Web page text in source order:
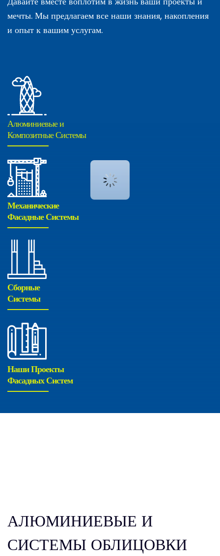
мечты. Мы предлагаем все наши знания, накопления
и опыт к вашим услугам.
Алюминиевые и
Композитные Системы
Механические
Фасадные Системы
Сборные
Системы
Наши Проекты
Фасадных Систем
АЛЮМИНИЕВЫЕ И
СИСТЕМЫ ОБЛИЦОВКИ